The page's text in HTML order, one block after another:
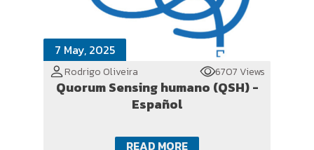
7 May, 2025
Rodrigo Oliveira 6707 Views
Quorum Sensing humano (QSH) -
Español
READ MORE